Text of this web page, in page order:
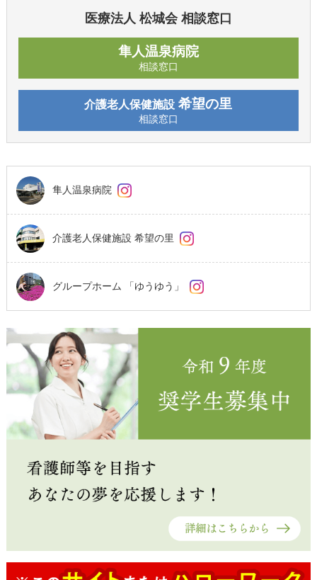
医療法人 松城会 相談窓口
隼人温泉病院
相談窓口
介護老人保健施設 希望の里
相談窓口
隼人温泉病院
介護老人保健施設 希望の里
グループホーム 「ゆうゆう」